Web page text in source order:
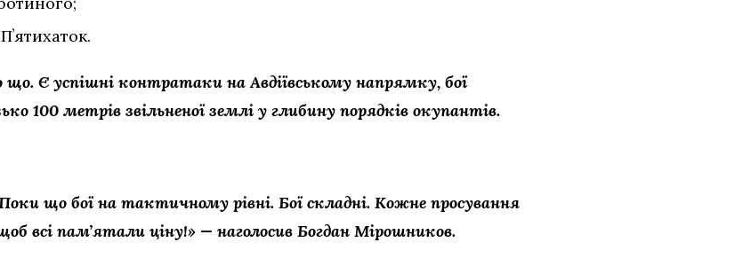
Є успішні контратаки на Авдіївському напрямку, бої
100 метрів звільненої землі у глибину порядків окупантів.
що бої на тактичному рівні. Бої складні. Кожне просування
всі памʼятали ціну!» — наголосив Богдан Мірошников.